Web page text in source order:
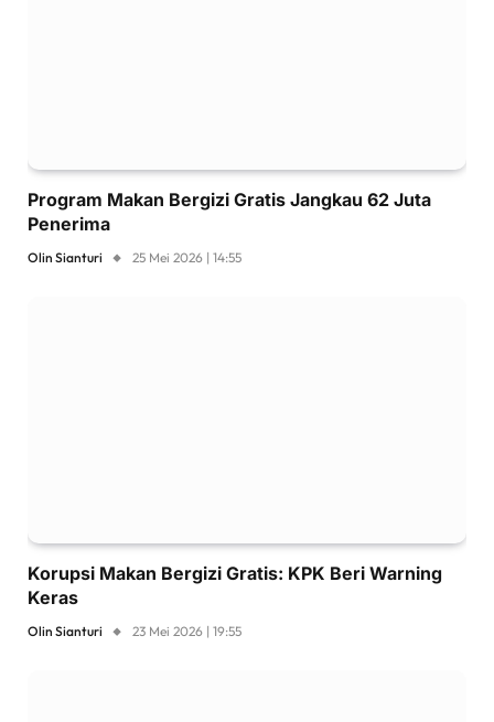
Program Makan Bergizi Gratis Jangkau 62 Juta
Penerima
Olin Sianturi 25 Mei 2026 | 14:55
Korupsi Makan Bergizi Gratis: KPK Beri Warning
Keras
Olin Sianturi 23 Mei 2026 | 19:55